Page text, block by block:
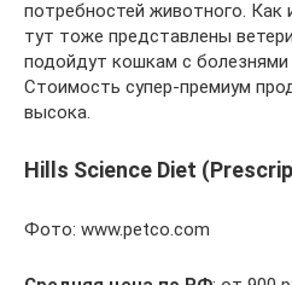
потребностей животного. Как
тут тоже представлены
подойдут кошкам с болезнями
Стоимость супер-премиум
высока.
Hills Science Diet
Фото: www.petco.com